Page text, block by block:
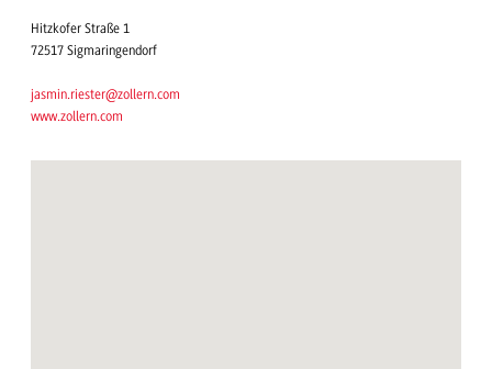
Hitzkofer Straße 1
72517 Sigmaringendorf
jasmin.riester@zollern.com
www.zollern.com